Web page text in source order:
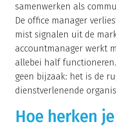
samenwerken als
De office manager
mist signalen uit de
accountmanager werkt
allebei half
geen bijzaak: het is de
dienstverlenende
Hoe herken